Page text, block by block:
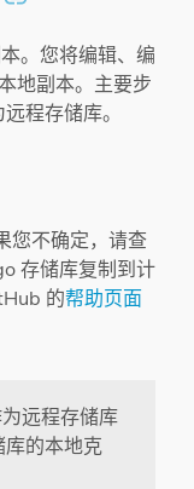
。您将编辑、编
地副本。主要步
程存储库。
您不确定，请查
存储库复制到计
的帮助页面
远程存储库
库的本地克